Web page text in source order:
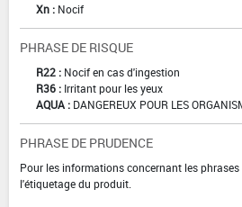
Xn : Nocif
PHRASE DE RISQUE
R22 : Nocif en cas d'ingestion
R36 : Irritant pour les yeux
AQUA : DANGEREUX POUR LES
PHRASE DE PRUDENCE
Pour les informations concernant les phrases
l'étiquetage du produit.